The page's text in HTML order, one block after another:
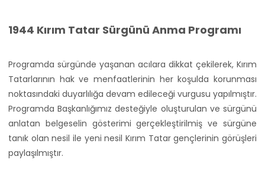
1944 Kırım Tatar Sürgünü Anma Programı
Programda sürgünde yaşanan acılara dikkat çekilerek, Kırım
Tatarlarının hak ve menfaatlerinin her koşulda korunması
noktasındaki duyarlılığa devam edileceği vurgusu yapılmıştır.
Programda Başkanlığımız desteğiyle oluşturulan ve sürgünü
anlatan belgeselin gösterimi gerçekleştirilmiş ve sürgüne
tanık olan nesil ile yeni nesil Kırım Tatar gençlerinin görüşleri
paylaşılmıştır.